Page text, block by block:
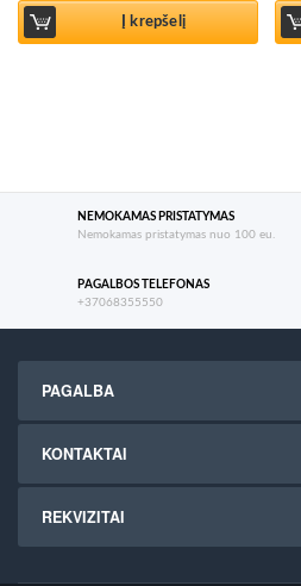
Į krepšelį
NEMOKAMAS PRISTATYMAS
Nemokamas pristatymas nuo 100 eu.
PAGALBOS TELEFONAS
+37068355550
PAGALBA
KONTAKTAI
REKVIZITAI